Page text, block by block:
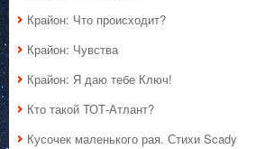
Крайон: Что происходит?
Крайон: Чувства
Крайон: Я даю тебе Ключ!
Кто такой ТОТ-Атлант?
Кусочек маленького рая. Стихи Scady